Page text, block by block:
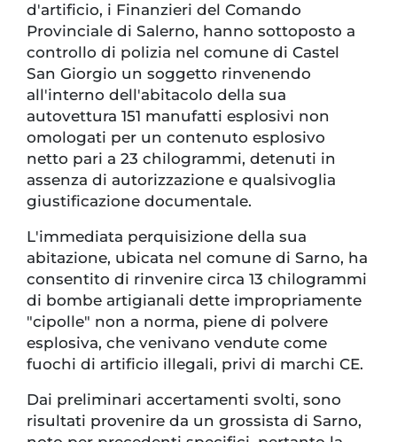
d'artificio, i Finanzieri del Comando
Provinciale di Salerno, hanno sottoposto a
controllo di polizia nel comune di Castel
San Giorgio un soggetto rinvenendo
all'interno dell'abitacolo della sua
autovettura 151 manufatti esplosivi non
omologati per un contenuto esplosivo
netto pari a 23 chilogrammi, detenuti in
assenza di autorizzazione e qualsivoglia
giustificazione documentale.
L'immediata perquisizione della sua
abitazione, ubicata nel comune di Sarno, ha
consentito di rinvenire circa 13 chilogrammi
di bombe artigianali dette impropriamente
"cipolle" non a norma, piene di polvere
esplosiva, che venivano vendute come
fuochi di artificio illegali, privi di marchi CE.
Dai preliminari accertamenti svolti, sono
risultati provenire da un grossista di Sarno,